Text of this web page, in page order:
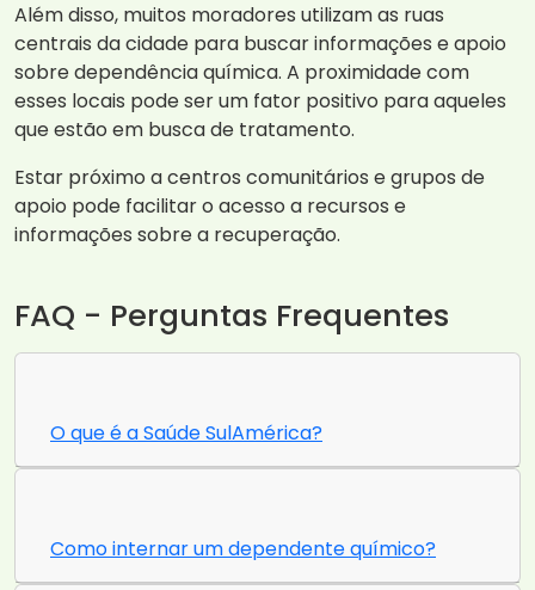
Além disso, muitos moradores utilizam as ruas
centrais da cidade para buscar informações e apoio
sobre dependência química. A proximidade com
esses locais pode ser um fator positivo para aqueles
que estão em busca de tratamento.
Estar próximo a centros comunitários e grupos de
apoio pode facilitar o acesso a recursos e
informações sobre a recuperação.
FAQ - Perguntas Frequentes
O que é a Saúde SulAmérica?
Como internar um dependente químico?